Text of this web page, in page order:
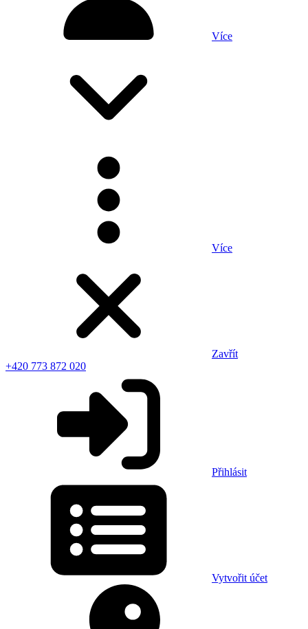
Více
Více
Zavřít
+420 773 872 020
Přihlásit
Vytvořit účet